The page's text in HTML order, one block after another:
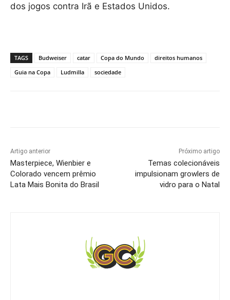
dos jogos contra Irã e Estados Unidos.
TAGS Budweiser catar Copa do Mundo
direitos humanos
Guia na Copa
Ludmilla sociedade
Artigo anterior
Masterpiece, Wienbier e
Colorado vencem prêmio
Lata Mais Bonita do Brasil
Próximo artigo
Temas colecionáveis
impulsionam growlers de
vidro para o Natal